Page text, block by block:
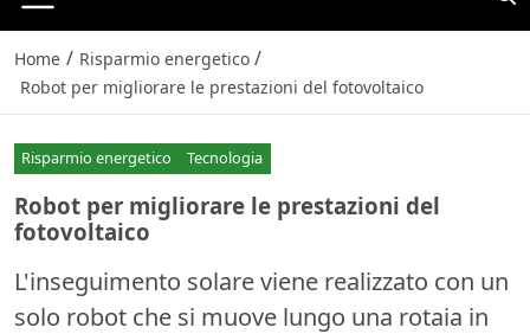
Home / Risparmio energetico /
Robot per migliorare le prestazioni del fotovoltaico
Risparmio energetico Tecnologia
Robot per migliorare le prestazioni del
fotovoltaico
L'inseguimento solare viene realizzato con un
solo robot che si muove lungo una rotaia in